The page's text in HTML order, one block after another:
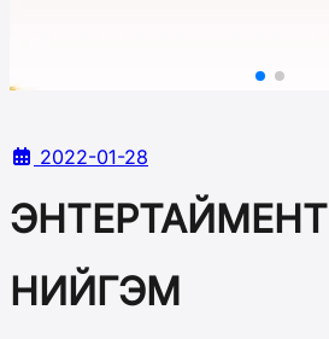
2022-01-28
ЭНТЕРТАЙМЕНТ
НИЙГЭМ